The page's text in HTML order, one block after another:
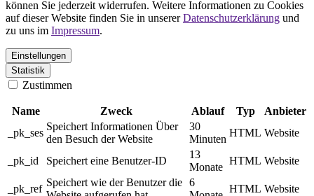
können Sie jederzeit widerrufen. Weitere Informationen zu Cookies
auf dieser Website finden Sie in unsererDatenschutzerklärung und
zu uns im Impressum.
Einstellungen
Statistik
Zustimmen
Name Zweck Ablauf Typ
Anbieter
_pk_ses
Speichert Informationen Über
den Besuch der Website
30
Minuten
HTML Website
_pk_id Speichert eine Benutzer-ID
13
Monate
HTML Website
_pk_ref
Speichert wie der Benutzer die 6
HTML Website